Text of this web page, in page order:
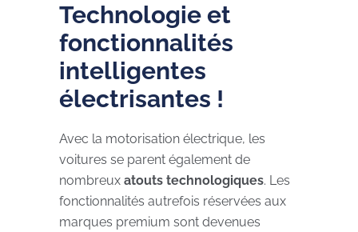
Technologie et
fonctionnalités
intelligentes
électrisantes !
Avec la motorisation électrique, les
voitures se parent également de
nombreux atouts technologiques. Les
fonctionnalités autrefois réservées aux
marques premium sont devenues